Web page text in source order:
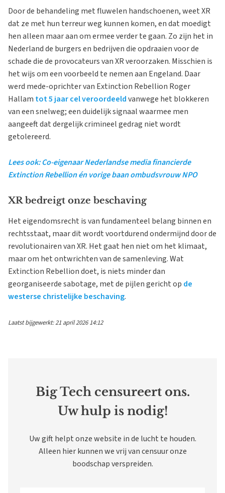
Door de behandeling met fluwelen handschoenen, weet XR
dat ze met hun terreur weg kunnen komen, en dat moedigt
hen alleen maar aan om ermee verder te gaan. Zo zijn het in
Nederland de burgers en bedrijven die opdraaien voor de
schade die de provocateurs van XR veroorzaken. Misschien is
het wijs om een voorbeeld te nemen aan Engeland. Daar
werd mede-oprichter van Extinction Rebellion Roger
Hallam tot 5 jaar cel veroordeeldvanwege het blokkeren
van een snelweg; een duidelijk signaal waarmee men
aangeeft dat dergelijk crimineel gedrag niet wordt
getolereerd.
Lees ook: Co-eigenaar Nederlandse media financierde
Extinction Rebellion én vorige baan ombudsvrouw NPO
XR bedreigt onze beschaving
Het eigendomsrecht is van fundamenteel belang binnen en
rechtsstaat, maar dit wordt voortdurend ondermijnd door de
revolutionairen van XR. Het gaat hen niet om het klimaat,
maar om het ontwrichten van de samenleving. Wat
Extinction Rebellion doet, is niets minder dan
georganiseerde sabotage, met de pijlen gericht op de
westerse christelijke beschaving.
Laatst bijgewerkt: 21 april 2026 14:12
Big Tech censureert ons.
Uw hulp is nodig!
Uw gift helpt onze website in de lucht te houden.
Alleen hier kunnen we vrij van censuur onze
boodschap verspreiden.